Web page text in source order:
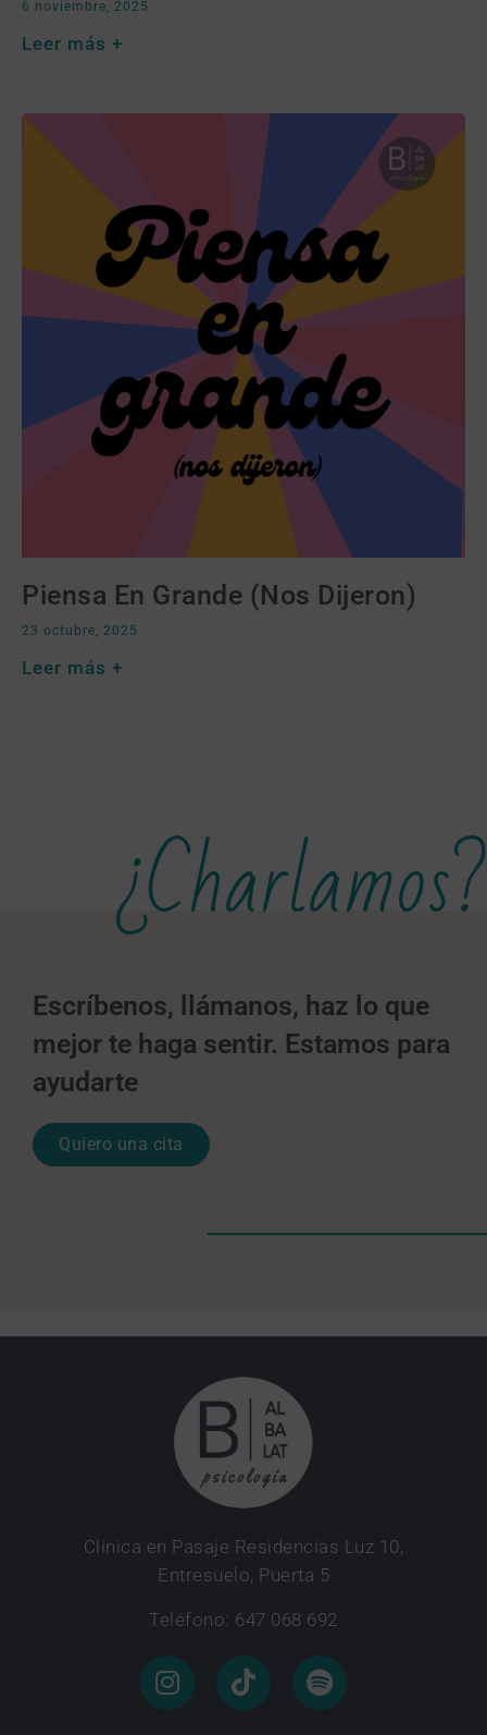
6 noviembre, 2025
Leer más +
Piensa En Grande (nos Dijeron)
23 octubre, 2025
Leer más +
¿Charlamos?
Escríbenos, llámanos, haz lo que
mejor te haga sentir. Estamos para
ayudarte
Quiero una cita
Clínica en Pasaje Residencias Luz 10,
Entresuelo, Puerta 5
Teléfono: 647 068 692